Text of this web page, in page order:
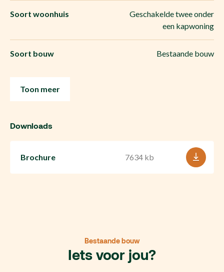
Soort woonhuis
Geschakelde twee onder
een kapwoning
Soort bouw Bestaande bouw
Toon meer
Downloads
Brochure 7634 kb
Bestaande bouw
Iets voor jou?